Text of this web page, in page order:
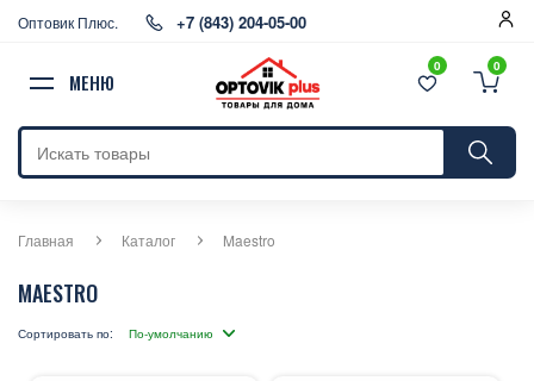
Оптовик Плюс. +7 (843) 204-05-00
МЕНЮ
0 0
Главная Каталог Maestro
MAESTRO
Сортировать по: